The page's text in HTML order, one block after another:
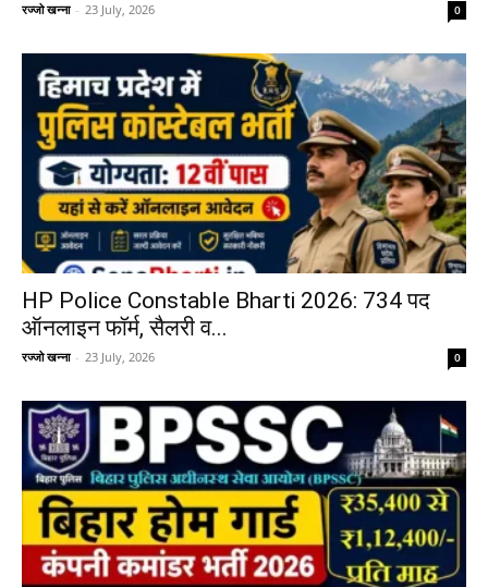
रज्जो खन्ना - 23 July, 2026 0
HP Police Constable Bharti 2026: 734 पद
ऑनलाइन फॉर्म, सैलरी व...
रज्जो खन्ना - 23 July, 2026 0